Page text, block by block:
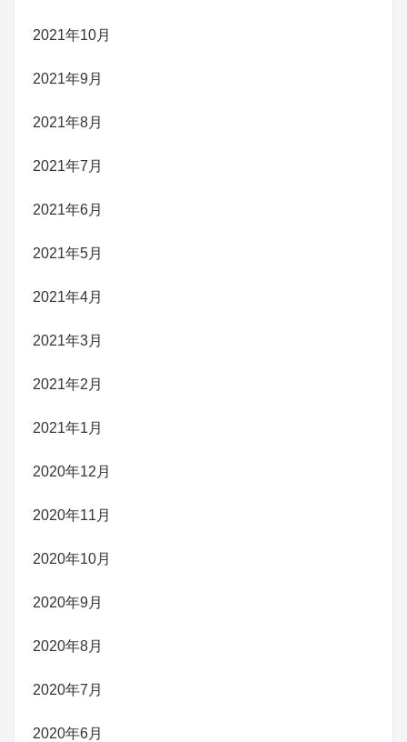
2021年10月
2021年9月
2021年8月
2021年7月
2021年6月
2021年5月
2021年4月
2021年3月
2021年2月
2021年1月
2020年12月
2020年11月
2020年10月
2020年9月
2020年8月
2020年7月
2020年6月